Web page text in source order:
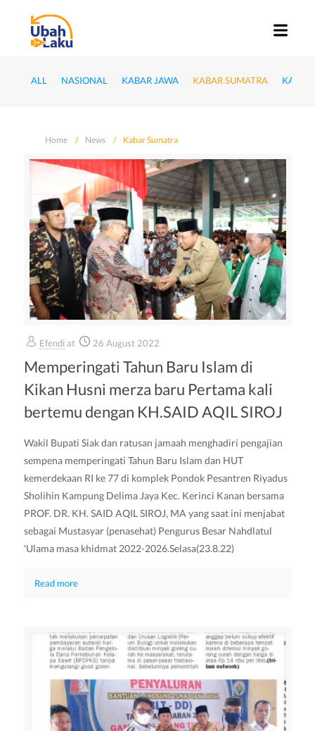
ALL NASIONAL KABAR JAWA KABAR SUMATRA
Home News Kabar Sumatra
Efendi at 26 August 2022
Memperingati Tahun Baru Islam di
Kikan Husni merza baru Pertama kali
bertemu dengan KH.SAID AQIL SIROJ
Wakil Bupati Siak dan ratusan jamaah menghadiri pengajian
sempena memperingati Tahun Baru Islam dan HUT
kemerdekaan RI ke 77 di komplek Pondok Pesantren Riyadus
Sholihin Kampung Delima Jaya Kec. Kerinci Kanan bersama
PROF. DR. KH. SAID AQIL SIROJ, MA yang saat ini menjabat
sebagai Mustasyar (penasehat) Pengurus Besar Nahdlatul
'Ulama masa khidmat 2022-2026.Selasa(23.8.22)
Read more